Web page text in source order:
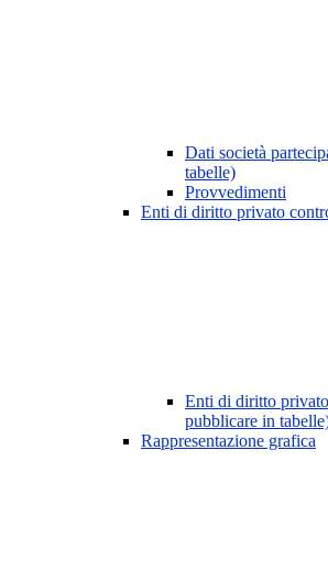
Dati società
tabelle)
Provvedimenti
Enti di diritto privato
Enti di diritto
pubblicare in
Rappresentazione grafica